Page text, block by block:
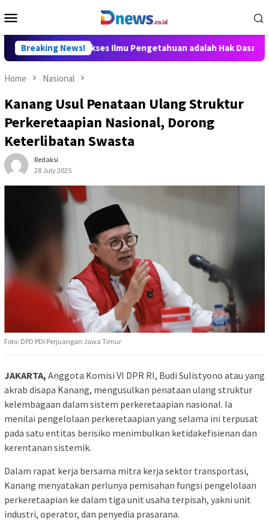
to
Menu
Breaking News!
Aditya: Akses Ilmu Pengetahuan adalah Hak Dasar Warga
Home Nasional
Kanang Usul Penataan Ulang Struktur
Perkeretaapian Nasional, Dorong
Keterlibatan Swasta
Redaksi
28 July 2025
Foto: DPD PDI Perjuangan Jawa Timur
JAKARTA, Anggota Komisi VI DPR RI, Budi Sulistyono atau yang
akrab disapa Kanang, mengusulkan penataan ulang struktur
kelembagaan dalam sistem perkeretaapian nasional. Ia
menilai pengelolaan perkeretaapian yang selama ini terpusat
pada satu entitas berisiko menimbulkan ketidakefisienan dan
kerentanan sistemik.
Dalam rapat kerja bersama mitra kerja sektor transportasi,
Kanang menyatakan perlunya pemisahan fungsi pengelolaan
perkeretaapian ke dalam tiga unit usaha terpisah, yakni unit
industri, operator, dan penyedia prasarana.